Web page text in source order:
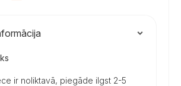
ir noliktavā, piegāde ilgst 2-5